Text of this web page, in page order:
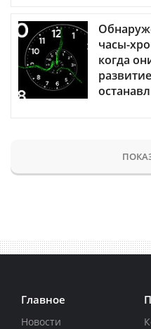
часы-
когда
Главное
Новости